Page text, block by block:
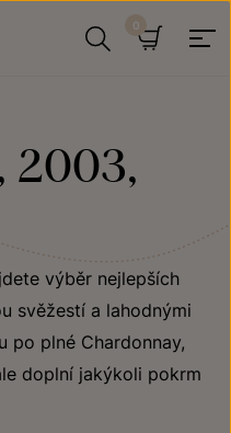
2003,
výběr nejlepších
svěžestí a lahodnými
po plné Chardonnay,
doplní jakýkoli pokrm